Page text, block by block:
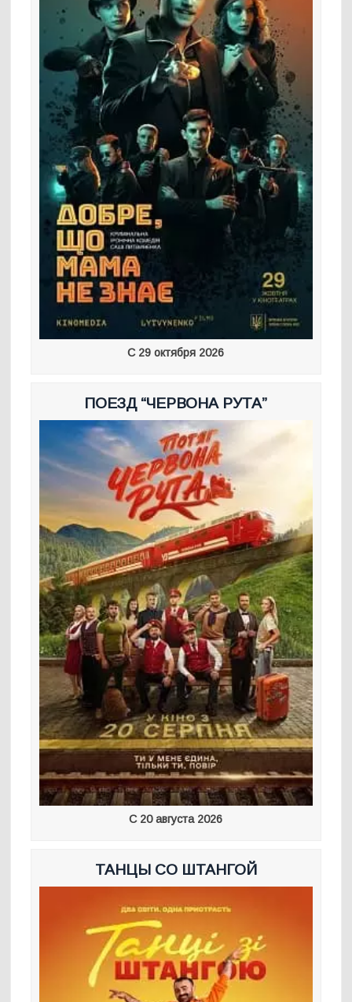
С 29 октября 2026
ПОЕЗД “ЧЕРВОНА РУТА”
С 20 августа 2026
ТАНЦЫ СО ШТАНГОЙ